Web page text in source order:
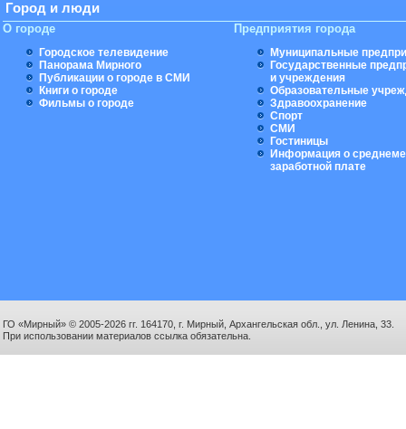
Город и люди
О городе
Городское телевидение
Панорама Мирного
Публикации о городе в СМИ
Книги о городе
Фильмы о городе
Предприятия города
Муниципальные
Государственные
и учреждения
Образовательные
Здравоохранение
Спорт
СМИ
Гостиницы
Информация о
заработной плате
ГО «Мирный» © 2005-2026 гг. 164170, г. Мирный, Архангельская обл., ул. Ленина, 33.
При использовании материалов ссылка обязательна.